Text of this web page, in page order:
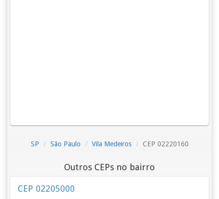
SP São Paulo Vila Medeiros CEP 02220160
Outros CEPs no bairro
CEP 02205000